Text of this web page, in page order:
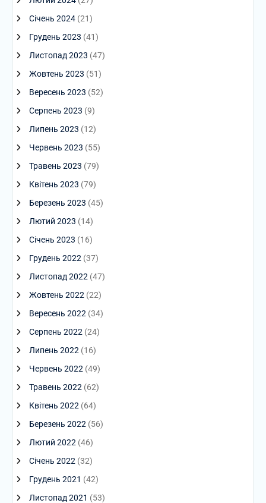
Січень 2024(21)
Грудень 2023 (41)
Листопад 2023 (47)
Жовтень 2023 (51)
Вересень 2023 (52)
Серпень 2023 (9)
Липень 2023 (12)
Червень 2023 (55)
Травень 2023 (79)
Квітень 2023 (79)
Березень 2023 (45)
Лютий 2023 (14)
Січень 2023 (16)
Грудень 2022 (37)
Листопад 2022 (47)
Жовтень 2022 (22)
Вересень 2022 (34)
Серпень 2022 (24)
Липень 2022 (16)
Червень 2022 (49)
Травень 2022 (62)
Квітень 2022 (64)
Березень 2022 (56)
Лютий 2022 (46)
Січень 2022 (32)
Грудень 2021 (42)
Листопад 2021 (53)